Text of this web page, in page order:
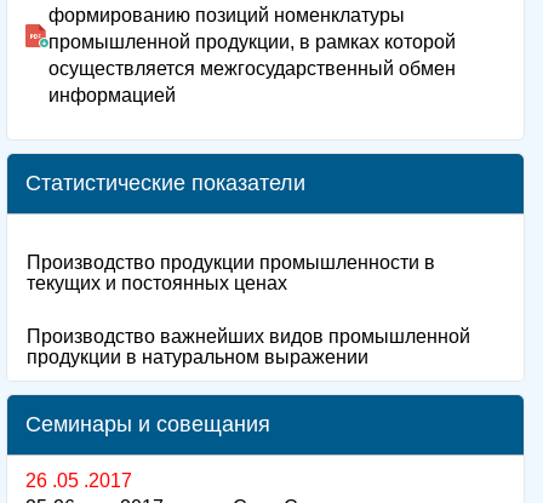
формированию позиций номенклатуры
промышленной продукции, в рамках которой
осуществляется межгосударственный обмен
информацией
Статистические показатели
Производство продукции промышленности в
текущих и постоянных ценах
Производство важнейших видов промышленной
продукции в натуральном выражении
Семинары и совещания
26 .05 .2017